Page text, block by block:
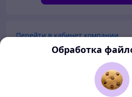
Перейти в кабинет компании
Перейти в личный кабинет
Обработка